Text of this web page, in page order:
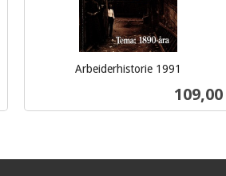
Arbeiderhistorie 1991
Pris
109,00